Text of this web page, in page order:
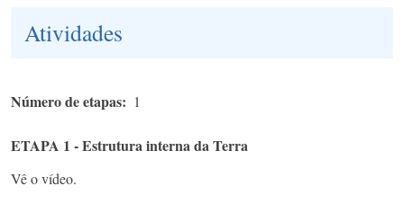
Atividades
Número de etapas 1
ETAPA 1 - Estrutura interna da Terra
Vê o vídeo.